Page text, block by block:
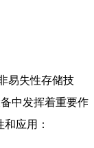
易失性存储技
中发挥着重要作
应用：